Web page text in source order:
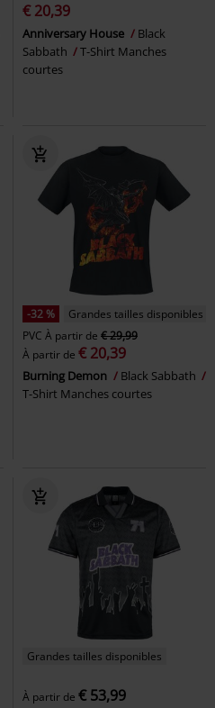
€ 20,39
Anniversary House
Black
Sabbath
T-Shirt Manches
courtes
-32 %
Grandes tailles disponibles
PVC À partir de € 29,99
À partir de € 20,39
Burning Demon
Black Sabbath
T-Shirt Manches courtes
Grandes tailles disponibles
À partir de € 53,99